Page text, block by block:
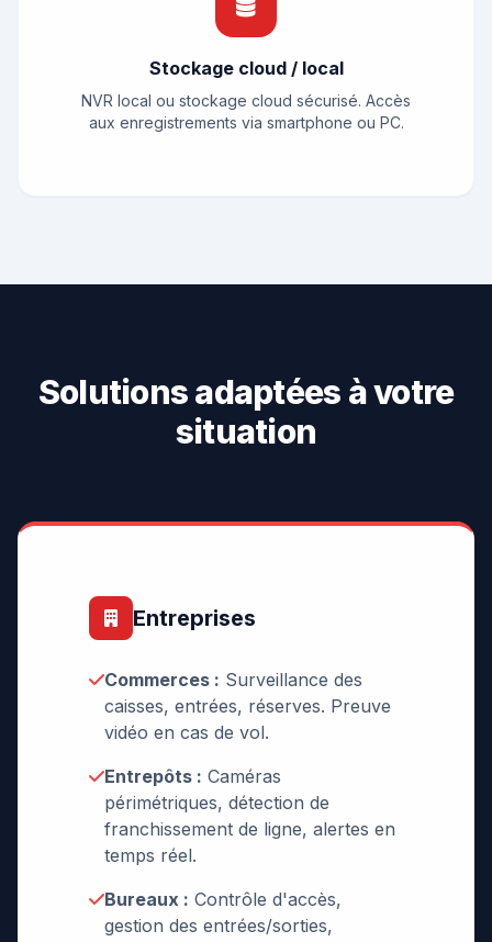
Stockage cloud / local
NVR local ou stockage cloud sécurisé. Accès
aux enregistrements via smartphone ou PC.
Solutions adaptées à votre
situation
Entreprises
Commerces : Surveillance des
caisses, entrées, réserves. Preuve
vidéo en cas de vol.
Entrepôts : Caméras
périmétriques, détection de
franchissement de ligne, alertes en
temps réel.
Bureaux : Contrôle d'accès,
gestion des entrées/sorties,